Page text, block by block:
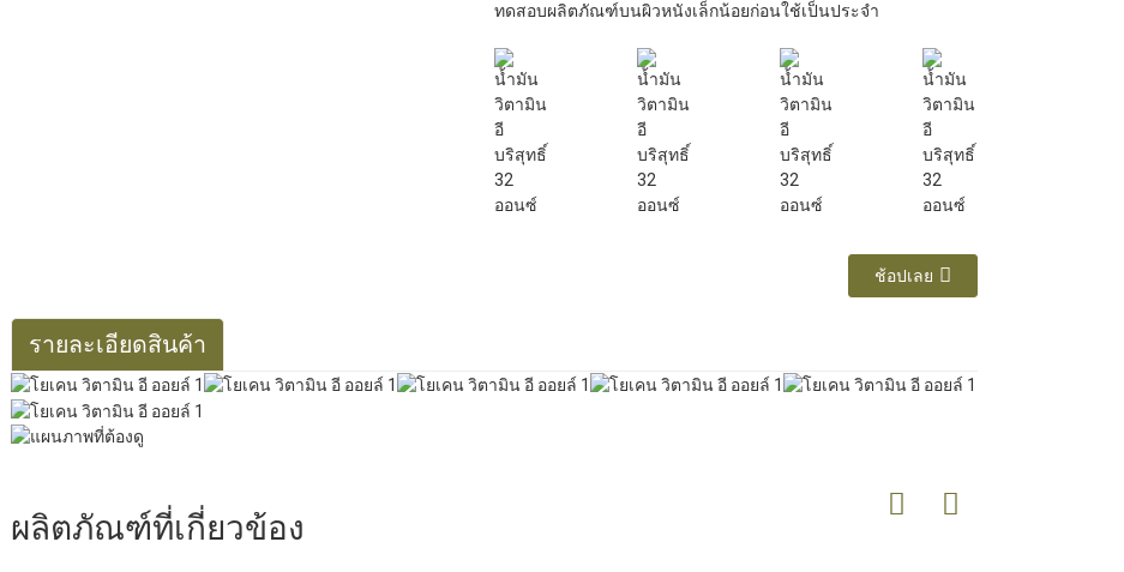
ทดสอบผลิตภัณฑ์บนผิวหนังเล็กน้อยก่อนใช้เป็นประจำ
ช้อปเลย
รายละเอียดสินค้า
ผลิตภัณฑ์ที่เกี่ยวข้อง